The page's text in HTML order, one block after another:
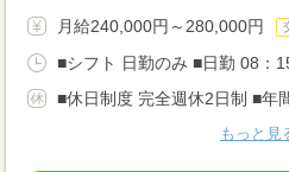
月給240,000円～280,000円
■シフト 日勤のみ ■日勤 08：
■休日制度 完全週休2日制 ■年
もっと見